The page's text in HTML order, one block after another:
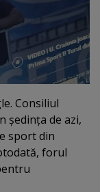
Consiliul
şedinţa de azi,
sport din
forul